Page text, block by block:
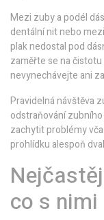
Mezi zuby a podél
dentální nit nebo
plak nedostal pod
zaměřte se na
nevynechávejte ani
Pravidelná návštěva
odstraňování
zachytit problémy
prohlídku alespoň
co s